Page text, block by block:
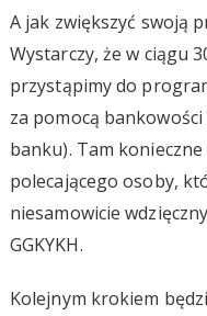
A jak zwiększyć swoją
Wystarczy, że w ciągu
przystąpimy do
za pomocą
banku). Tam
polecającego osoby,
niesamowicie
GGKYKH.
Kolejnym krokiem